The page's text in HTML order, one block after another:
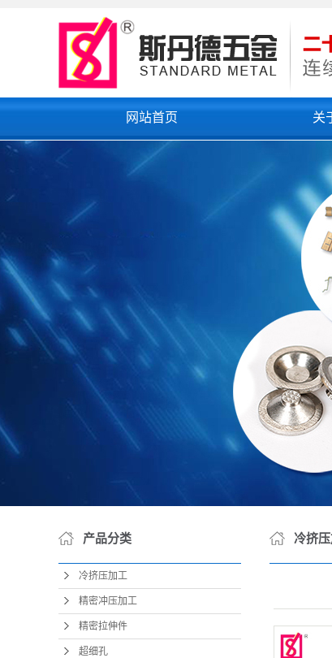
网站首页 关
联系我们
产品分类
冷挤压加工
精密冲压加工
精密拉伸件
超细孔
冷挤